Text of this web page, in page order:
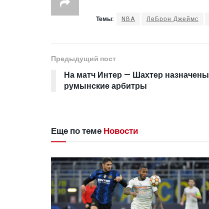
Темы: NBA ЛеБрон Джеймс
Предыдущий пост
На матч Интер — Шахтер назначены
румынские арбитры
Еще по теме Новости